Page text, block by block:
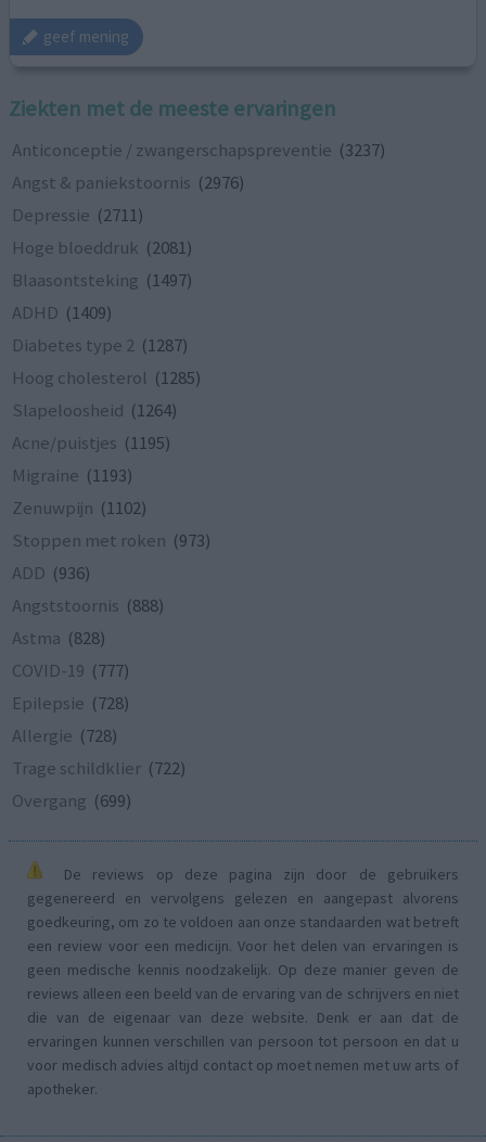
geef mening
Ziekten met de meeste ervaringen
Anticonceptie / zwangerschapspreventie (3237)
Angst & paniekstoornis (2976)
Depressie (2711)
Hoge bloeddruk (2081)
Blaasontsteking (1497)
ADHD (1409)
Diabetes type 2 (1287)
Hoog cholesterol (1285)
Slapeloosheid (1264)
Acne/puistjes (1195)
Migraine (1193)
Zenuwpijn (1102)
Stoppen met roken (973)
ADD (936)
Angststoornis (888)
Astma (828)
COVID-19 (777)
Epilepsie (728)
Allergie (728)
Trage schildklier (722)
Overgang (699)
De reviews op deze pagina zijn door de gebruikers
gegenereerd en vervolgens gelezen en aangepast alvorens
goedkeuring, om zo te voldoen aan onze standaarden wat betreft
een review voor een medicijn. Voor het delen van ervaringen is
geen medische kennis noodzakelijk. Op deze manier geven de
reviews alleen een beeld van de ervaring van de schrijvers en niet
die van de eigenaar van deze website. Denk er aan dat de
ervaringen kunnen verschillen van persoon tot persoon en dat u
voor medisch advies altijd contact op moet nemen met uw arts of
apotheker.